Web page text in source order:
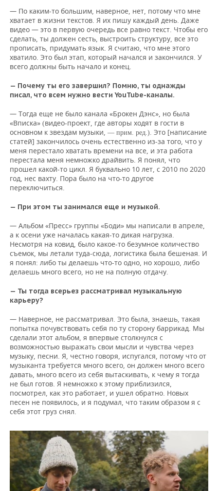
— По каким-то большим, наверное, нет, потому что мне
хватает в жизни текстов. Я их пишу каждый день. Даже
видео — это в первую очередь все равно текст. Чтобы его
сделать, ты должен сесть, выстроить структуру, все это
прописать, придумать язык. Я считаю, что мне этого
хватило. Это был этап, который начался и закончился. У
всего должны быть начало и конец.
— Почему ты его завершил? Помню, ты однажды
писал, что всем нужно вести YouTube-каналы.
— Тогда еще не было канала «Брокен Дэнс», но была
«Вписка» (видео-проект, где авторы ходят в гости в
основном к звездам музыки, — прим. ред.). Это [написание
статей] закончилось очень естественно из-за того, что у
меня перестало хватать времени на все, и эта работа
перестала меня немножко драйвить. Я понял, что
прошел какой-то цикл. Я буквально 10 лет, с 2010 по 2020
год, нес вахту. Пора было на что-то другое
переключиться.
— При этом ты занимался еще и музыкой.
— Альбом «Пресс» группы «Боди» мы написали в апреле,
а к осени уже началась какая-то дикая нагрузка.
Несмотря на ковид, было какое-то безумное количество
съемок, мы летали туда-сюда, логистика была бешеная. И
я понял: либо ты делаешь что-то одно, но хорошо, либо
делаешь много всего, но не на полную отдачу.
— Ты тогда всерьез рассматривал музыкальную
карьеру?
— Наверное, не рассматривал. Это была, знаешь, такая
попытка почувствовать себя по ту сторону баррикад. Мы
сделали этот альбом, я впервые столкнулся с
возможностью выражать свои мысли и чувства через
музыку, песни. Я, честно говоря, испугался, потому что от
музыканта требуется много всего, он должен много всего
давать, много всего из себя вытаскивать, к чему я тогда
не был готов. Я немножко к этому приблизился,
посмотрел, как это работает, и ушел обратно. Новых
песен не появилось, и я подумал, что таким образом я с
себя этот груз снял.